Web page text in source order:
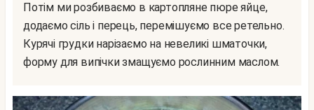
Потім ми розбиваємо в картопляне пюре яйце,
додаємо сіль і перець, перемішуємо все ретельно.
Курячі грудки нарізаємо на невеликі шматочки,
форму для випічки змащуємо рослинним маслом.